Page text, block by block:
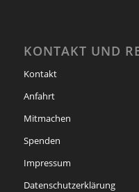
KONTAKT UND
Kontakt
Anfahrt
Mitmachen
Spenden
Impressum
Datenschutzerklärung